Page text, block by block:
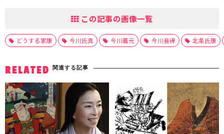
この記事の画像一覧
どうする家康 今川氏真 今川義元 今川長得 北条氏康
RELATED 関連する記事